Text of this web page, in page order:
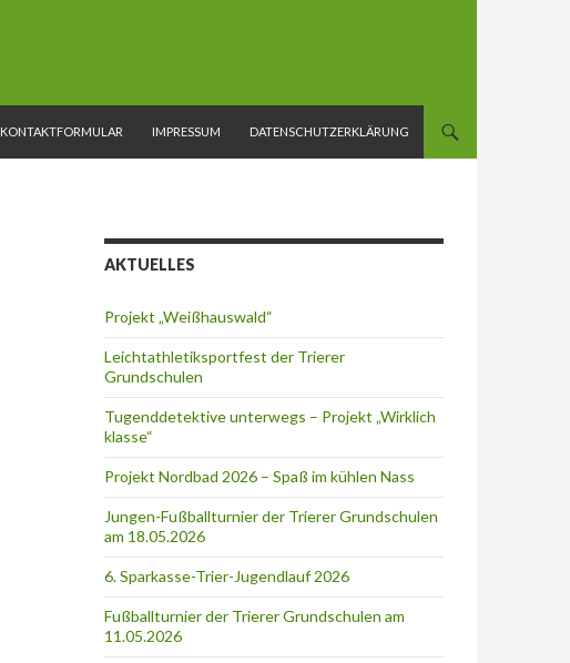
KONTAKTFORMULAR IMPRESSUM DATENSCHUTZERKLÄRUNG
AKTUELLES
Projekt „Weißhauswald“
Leichtathletiksportfest der Trierer
Grundschulen
Tugenddetektive unterwegs – Projekt „Wirklich
klasse“
Projekt Nordbad 2026 – Spaß im kühlen Nass
Jungen-Fußballturnier der Trierer Grundschulen
am 18.05.2026
6. Sparkasse-Trier-Jugendlauf 2026
Fußballturnier der Trierer Grundschulen am
11.05.2026